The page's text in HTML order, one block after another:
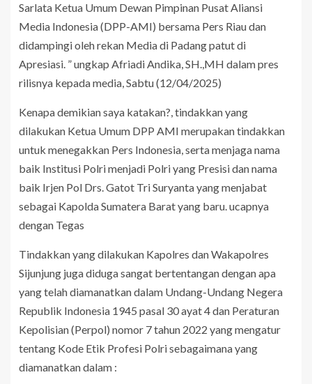
Sarlata Ketua Umum Dewan Pimpinan Pusat Aliansi
Media Indonesia (DPP-AMI) bersama Pers Riau dan
didampingi oleh rekan Media di Padang patut di
Apresiasi. ” ungkap Afriadi Andika, SH.,MH dalam pres
rilisnya kepada media, Sabtu (12/04/2025)
Kenapa demikian saya katakan?, tindakkan yang
dilakukan Ketua Umum DPP AMI merupakan tindakkan
untuk menegakkan Pers Indonesia, serta menjaga nama
baik Institusi Polri menjadi Polri yang Presisi dan nama
baik Irjen Pol Drs. Gatot Tri Suryanta yang menjabat
sebagai Kapolda Sumatera Barat yang baru. ucapnya
dengan Tegas
Tindakkan yang dilakukan Kapolres dan Wakapolres
Sijunjung juga diduga sangat bertentangan dengan apa
yang telah diamanatkan dalam Undang-Undang Negera
Republik Indonesia 1945 pasal 30 ayat 4 dan Peraturan
Kepolisian (Perpol) nomor 7 tahun 2022 yang mengatur
tentang Kode Etik Profesi Polri sebagaimana yang
diamanatkan dalam :